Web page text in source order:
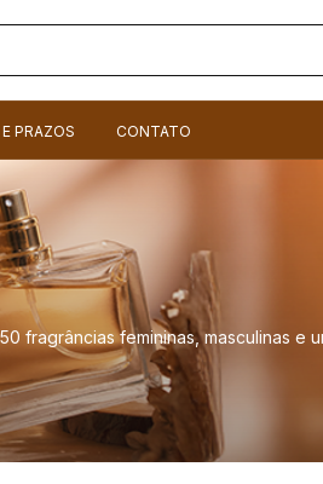
PRAZOS CONTATO
fragrâncias femininas, masculinas e